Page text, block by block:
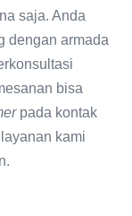
saja. Anda
dengan armada
bisa
pada kontak
kami